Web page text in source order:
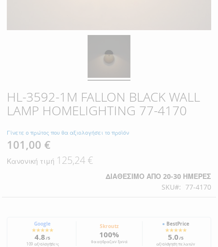
HL-3592-1M FALLON BLACK WALL
LAMP HOMELIGHTING 77-4170
Γίνετε ο πρώτος που θα αξιολογήσει το προϊόν
Ειδική
101,00 €
Κανονική τιμή 125,24 €
ΔΙΑΘΈΣΙΜΟ ΑΠΌ 20-30 ΗΜΈΡΕΣ
SKU
77-4170
Google
★★★★★
4.8/5
109 αξιολογήσεις
Skroutz
100%
θα αγόραζαν ξανά
● BestPrice
★★★★★
5.0/5
αξιολόγηση πελατών